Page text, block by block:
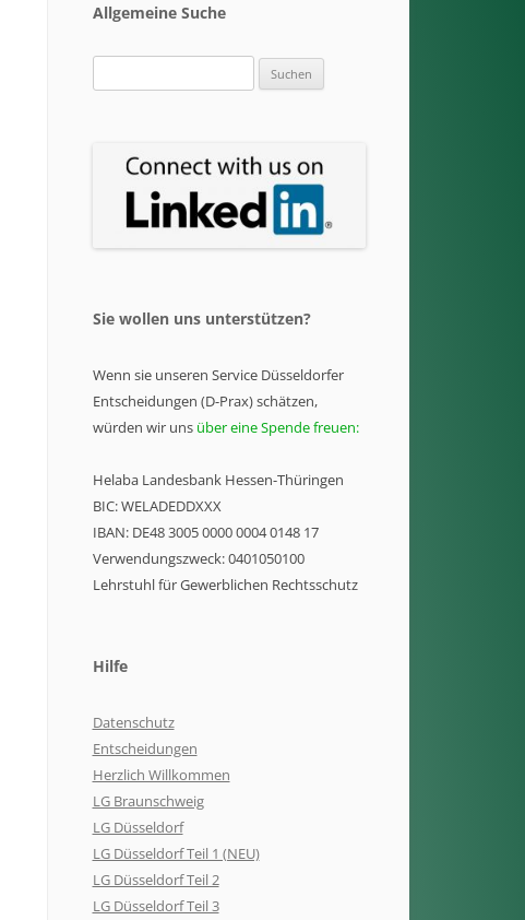
Allgemeine Suche
nach:
Sie wollen uns unterstützen?
Wenn sie unseren Service Düsseldorfer
Entscheidungen (D-Prax) schätzen,
würden wir uns über eine Spende freuen:
Helaba Landesbank Hessen-Thüringen
BIC: WELADEDDXXX
IBAN: DE48 3005 0000 0004 0148 17
Verwendungszweck: 0401050100
Lehrstuhl für Gewerblichen Rechtsschutz
Hilfe
Datenschutz
Entscheidungen
Herzlich Willkommen
LG Braunschweig
LG Düsseldorf
LG Düsseldorf Teil 1 (NEU)
LG Düsseldorf Teil 2
LG Düsseldorf Teil 3